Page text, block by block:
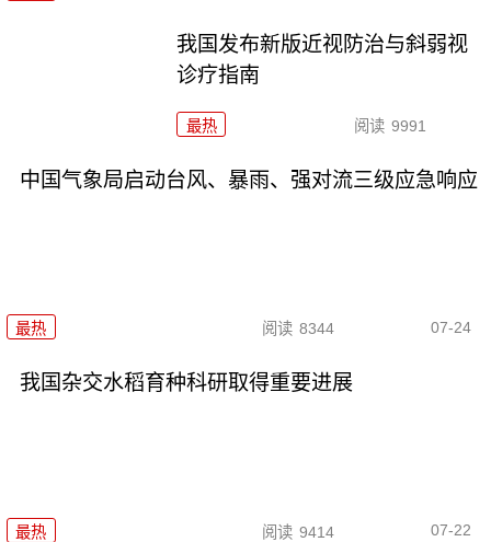
我国发布新版近视防治与斜弱视
诊疗指南
最热 阅读 9991
中国气象局启动台风、暴雨、强对流三级应急响应
最热 阅读 8344 07-24
我国杂交水稻育种科研取得重要进展
最热 阅读 9414 07-22